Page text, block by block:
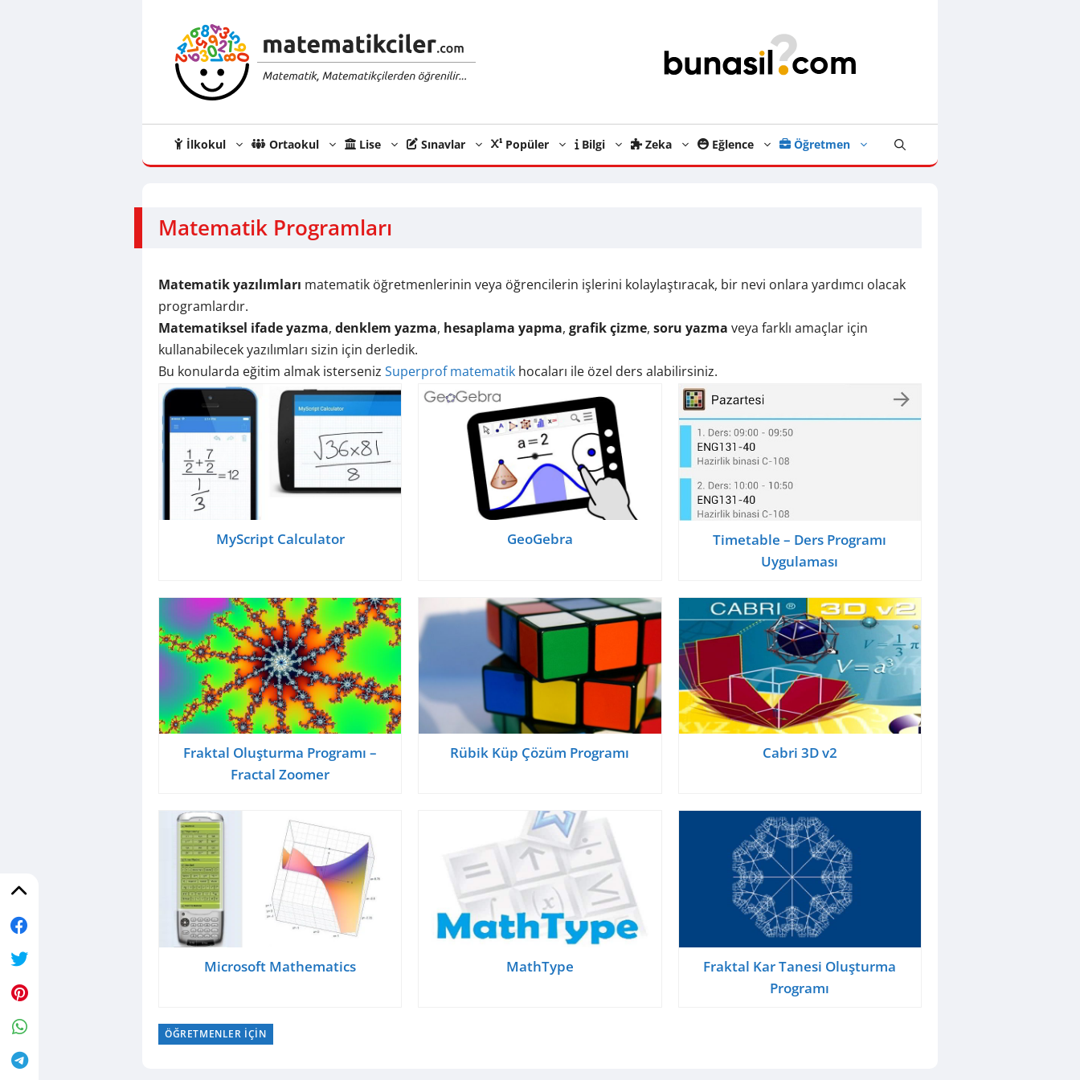
İlkokul Ortaokul Lise Sınavlar Popüler Bilgi Zeka Eğlence Öğretmen
Matematik Programları
Matematik yazılımları matematik öğretmenlerinin veya öğrencilerin işlerini kolaylaştıracak, bir nevi onlara yardımcı olacak
programlardır.
Matematiksel ifade yazma, denklem yazma, hesaplama yapma, grafik çizme, soru yazma veya farklı amaçlar için
kullanabilecek yazılımları sizin için derledik.
Bu konularda eğitim almak isterseniz Superprof matematik hocaları ile özel ders alabilirsiniz.
MyScript Calculator GeoGebra
Timetable – Ders Programı
Uygulaması
Fraktal Oluşturma Programı –
Fractal Zoomer
Rübik Küp Çözüm Programı Cabri 3D v2
Microsoft Mathematics MathType
Fraktal Kar Tanesi Oluşturma
Programı
ÖĞRETMENLER İÇIN